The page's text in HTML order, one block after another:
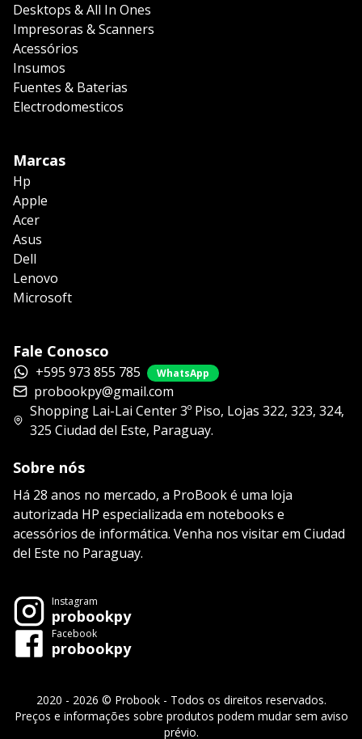
Desktops & All In Ones
Impresoras & Scanners
Acessórios
Insumos
Fuentes & Baterias
Electrodomesticos
Marcas
Hp
Apple
Acer
Asus
Dell
Lenovo
Microsoft
Fale Conosco
+595 973 855 785 WhatsApp
probookpy@gmail.com
Shopping Lai-Lai Center 3º Piso, Lojas 322, 323, 324,
325 Ciudad del Este, Paraguay.
Sobre nós
Há 28 anos no mercado, a ProBook é uma loja
autorizada HP especializada em notebooks e
acessórios de informática. Venha nos visitar em Ciudad
del Este no Paraguay.
Instagram
probookpy
Facebook
probookpy
2020 - 2026 © Probook - Todos os direitos reservados.
Preços e informações sobre produtos podem mudar sem aviso
prévio.